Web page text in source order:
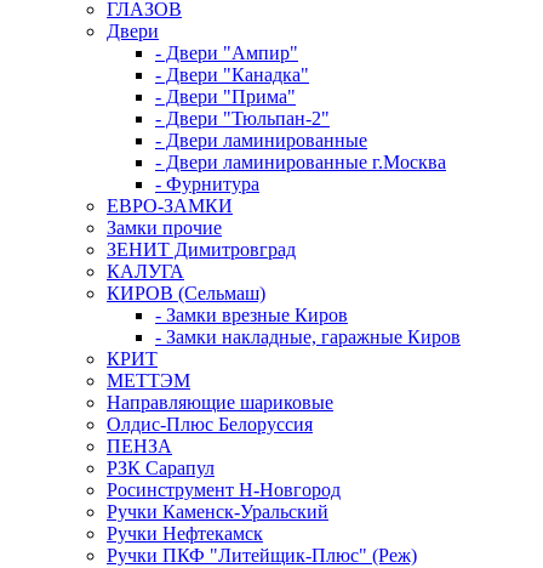
ГЛАЗОВ
Двери
- Двери "Ампир"
- Двери "Канадка"
- Двери "Прима"
- Двери "Тюльпан-2"
- Двери ламинированные
- Двери ламинированные г.Москва
- Фурнитура
ЕВРО-ЗАМКИ
Замки прочие
ЗЕНИТ Димитровград
КАЛУГА
КИРОВ (Сельмаш)
- Замки врезные Киров
- Замки накладные, гаражные Киров
КРИТ
МЕТТЭМ
Направляющие шариковые
Олдис-Плюс Белоруссия
ПЕНЗА
РЗК Сарапул
Росинструмент Н-Новгород
Ручки Каменск-Уральский
Ручки Нефтекамск
Ручки ПКФ "Литейщик-Плюс" (Реж)